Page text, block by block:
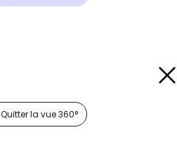
Quitter la vue 360°